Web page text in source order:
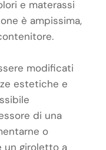
e materassi
è ampissima,
modificati
estetiche e
di una
o
un giroletto a